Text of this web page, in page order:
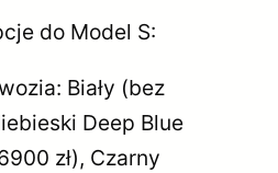
do Model S:
Biały (bez
Deep Blue
zł), Czarny